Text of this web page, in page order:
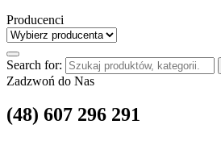
Producenci
Search for:
Zadzwoń do Nas
(48) 607 296 291